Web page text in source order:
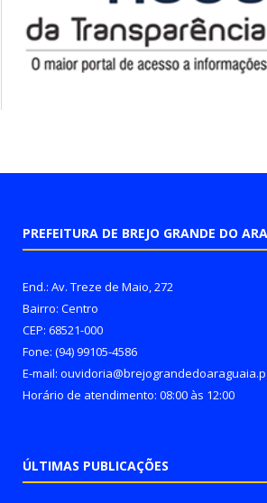
PREFEITURA DE BREJO GRANDE DO
End.: Av. Treze de Maio, 272
Bairro: Centro
CEP: 68521-000
Fone: (94) 99105-4586
E-mail:
Horário de atendimento: 08:00 às 12:00
ÚLTIMAS PUBLICAÇÕES